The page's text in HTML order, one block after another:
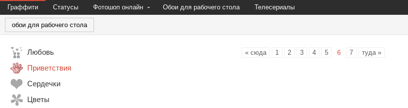
Граффити Статусы Фотошоп онлайн Обои для рабочего стола Телесериалы
обои для рабочего стола
Любовь
Приветствия
Сердечки
Цветы
« сюда 1 2 3 4 5 6 7 туда »